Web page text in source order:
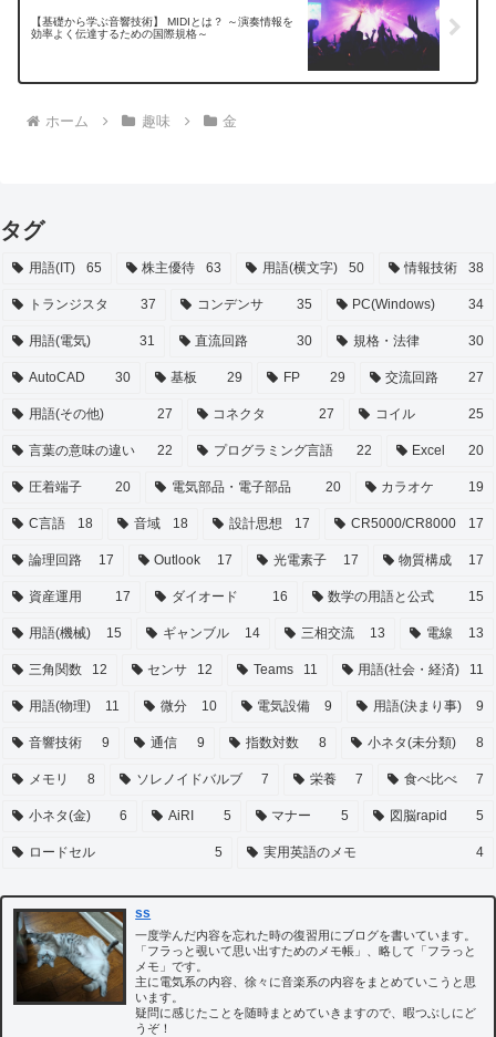
【基礎から学ぶ音響技術】 MIDIとは？ ～演奏情報を
効率よく伝達するための国際規格～
ホーム 趣味 金
タグ
用語(IT) 65 株主優待 63 用語(横文字) 50 情報技術 38
トランジスタ 37 コンデンサ 35 PC(Windows) 34
用語(電気) 31 直流回路 30 規格・法律 30
AutoCAD 30 基板 29 FP 29 交流回路 27
用語(その他) 27 コネクタ 27 コイル 25
言葉の意味の違い 22 プログラミング言語 22 Excel 20
圧着端子 20 電気部品・電子部品 20 カラオケ 19
C言語 18 音域 18 設計思想 17 CR5000/CR8000 17
論理回路 17 Outlook 17 光電素子 17 物質構成 17
資産運用 17 ダイオード 16 数学の用語と公式 15
用語(機械) 15 ギャンブル 14 三相交流 13 電線 13
三角関数 12 センサ 12 Teams 11 用語(社会・経済) 11
用語(物理) 11 微分 10 電気設備 9 用語(決まり事) 9
音響技術 9 通信 9 指数対数 8 小ネタ(未分類) 8
メモリ 8 ソレノイドバルブ 7 栄養 7 食べ比べ 7
小ネタ(金) 6 AiRI 5 マナー 5 図脳rapid 5
ロードセル 5 実用英語のメモ 4
ss
一度学んだ内容を忘れた時の復習用にブログを書いています。
「フラっと覗いて思い出すためのメモ帳」、略して「フラっと
メモ」です。
主に電気系の内容、徐々に音楽系の内容をまとめていこうと思
います。
疑問に感じたことを随時まとめていきますので、暇つぶしにど
うぞ！